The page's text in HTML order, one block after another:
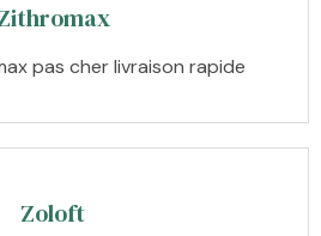
pas cher livraison rapide
Zoloft